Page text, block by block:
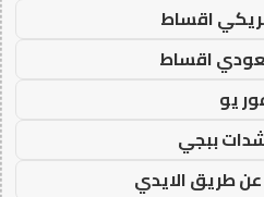
اقساط
اقساط
يو
ببجي
طريق الايدي